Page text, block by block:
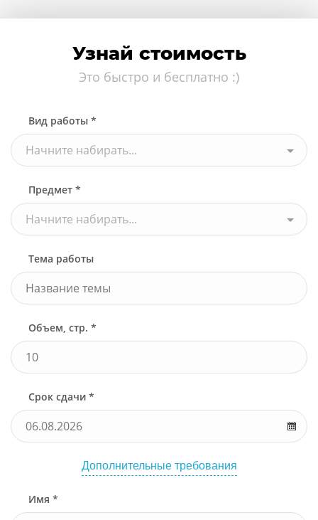
Узнай стоимость
Это быстро и бесплатно :)
Вид работы *
Начните набирать...
Предмет *
Начните набирать...
Тема работы
Объем, стр. *
Срок сдачи *
Дополнительные требования
Имя *